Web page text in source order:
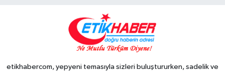
etikhabercom, yepyeni temasıyla sizleri buluştururken, sadelik ve